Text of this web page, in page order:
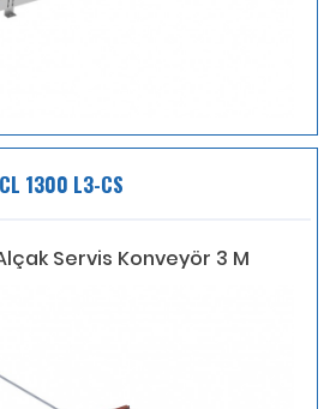
1300 L3-CS
Servis Konveyör 3 M